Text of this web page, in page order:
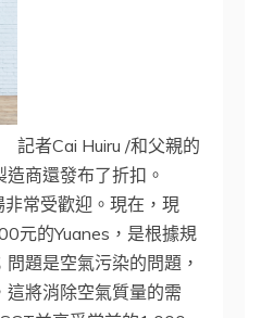
記者Cai Huiru /和父親的
商還發布了折扣。
常受歡迎。現在，現
元的Yuanes，是根據規
題是空氣污染的問題，
這將消除空氣質量的需